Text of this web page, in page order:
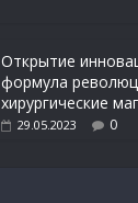
Открытие
формула
хирургические
29.05.2023 0